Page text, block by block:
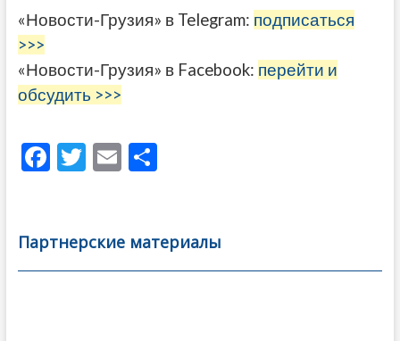
«Новости-Грузия» в Telegram: подписаться
>>>
«Новости-Грузия» в Facebook: перейти и
обсудить >>>
F
b
o
T
er
E
l
О
а
в
Партнерские материалы